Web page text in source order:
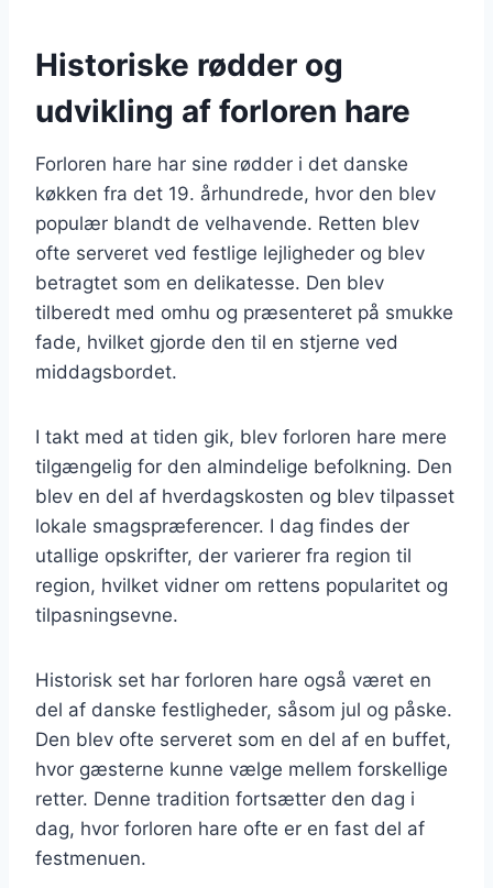
Historiske rødder og
udvikling af forloren hare
Forloren hare har sine rødder i det danske
køkken fra det 19. århundrede, hvor den blev
populær blandt de velhavende. Retten blev
ofte serveret ved festlige lejligheder og blev
betragtet som en delikatesse. Den blev
tilberedt med omhu og præsenteret på smukke
fade, hvilket gjorde den til en stjerne ved
middagsbordet.
I takt med at tiden gik, blev forloren hare mere
tilgængelig for den almindelige befolkning. Den
blev en del af hverdagskosten og blev tilpasset
lokale smagspræferencer. I dag findes der
utallige opskrifter, der varierer fra region til
region, hvilket vidner om rettens popularitet og
tilpasningsevne.
Historisk set har forloren hare også været en
del af danske festligheder, såsom jul og påske.
Den blev ofte serveret som en del af en buffet,
hvor gæsterne kunne vælge mellem forskellige
retter. Denne tradition fortsætter den dag i
dag, hvor forloren hare ofte er en fast del af
festmenuen.